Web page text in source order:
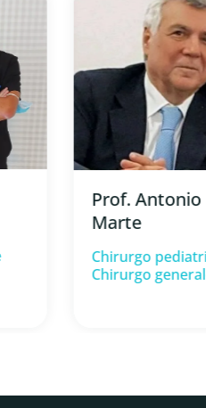
Prof. Antonio
Marte
Chirurgo
Chirurgo